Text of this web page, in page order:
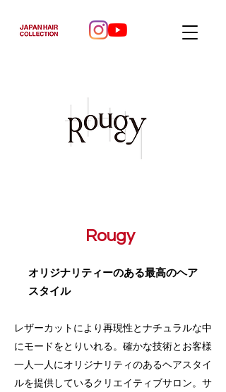
Rougy
オリジナリティーのある最高のヘア
スタイル
レザーカットにより再現性とナチュラルな中
にモードをとりいれる。確かな技術とお客様
一人一人にオリジナリティのあるヘアスタイ
ルを提供しているクリエイティブサロン。サ